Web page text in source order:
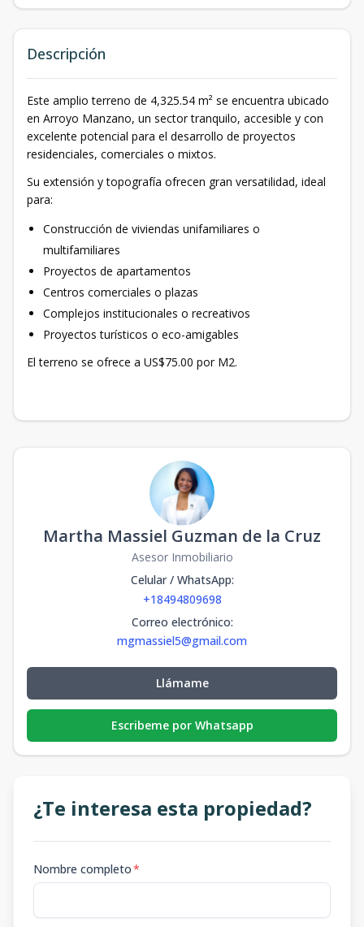
Descripción
Este amplio terreno de 4,325.54 m² se encuentra ubicado
en Arroyo Manzano, un sector tranquilo, accesible y con
excelente potencial para el desarrollo de proyectos
residenciales, comerciales o mixtos.
Su extensión y topografía ofrecen gran versatilidad, ideal
para:
Construcción de viviendas unifamiliares o
multifamiliares
Proyectos de apartamentos
Centros comerciales o plazas
Complejos institucionales o recreativos
Proyectos turísticos o eco-amigables
El terreno se ofrece a US$75.00 por M2.
Martha Massiel Guzman de la Cruz
Asesor Inmobiliario
Celular / WhatsApp:
+18494809698
Correo electrónico:
mgmassiel5@gmail.com
Llámame
Escribeme por Whatsapp
¿Te interesa esta propiedad?
Nombre completo*